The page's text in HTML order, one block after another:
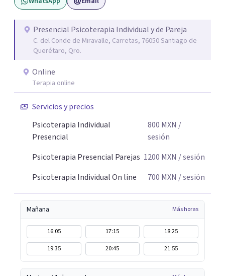
Presencial Psicoterapia Individual y de Pareja
C. del Conde de Miravalle, Carretas, 76050 Santiago de
Querétaro, Qro.
Online
Terapia online
Servicios y precios
Psicoterapia Individual
Presencial
800 MXN /
sesión
Psicoterapia Presencial Parejas 1200 MXN / sesión
Psicoterapia Individual On line
700 MXN / sesión
Mañana Más horas
16:05 17:15
18:25
19:35
20:45 21:55